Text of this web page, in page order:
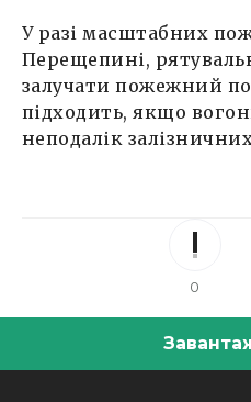
У разі масштабних
Перещепині,
залучати пожежний
підходить, якщо
неподалік
0